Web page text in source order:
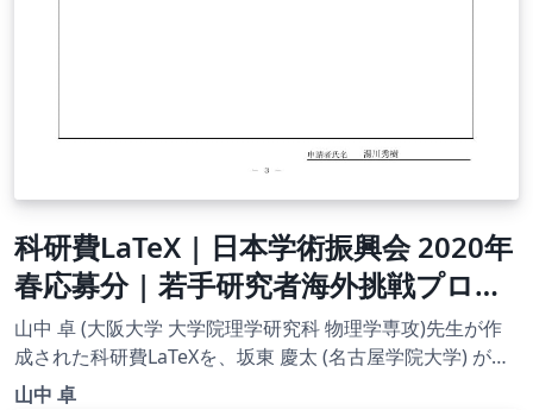
科研費LaTeX | 日本学術振興会 2020年
春応募分 | 若手研究者海外挑戦プログ
ラム(2021年度第1回) | 2020.08.24
山中 卓 (大阪大学 大学院理学研究科 物理学専攻)先生が作
成された科研費LaTeXを、坂東 慶太 (名古屋学院大学) が了
承を得てテンプレート登録しています。 詳細はこちら↓を
山中 卓